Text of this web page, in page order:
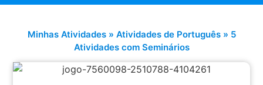
Minhas Atividades» Atividades de Português» 5
Atividades com Seminários